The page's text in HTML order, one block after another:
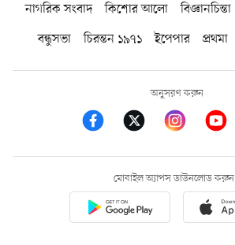
নাগরিক সংবাদ কিশোর আলো বিজ্ঞানচিন্তা
বন্ধুসভা
চিরন্তন ১৯৭১ ইপেপার প্রথমা
অনুসরণ করুন
মোবাইল অ্যাপস ডাউনলোড করুন